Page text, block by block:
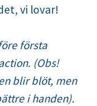
vi lovar!
första
(Obs!
blir blöt, men
i handen).